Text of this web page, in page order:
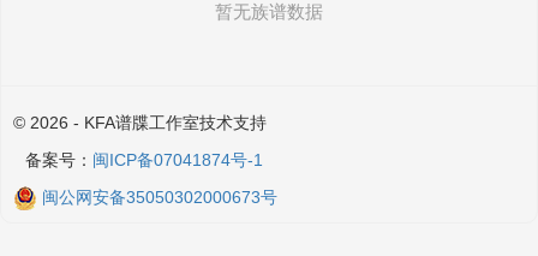
暂无族谱数据
© 2026 - KFA谱牒工作室技术支持
备案号： 闽ICP备07041874号-1
闽公网安备35050302000673号